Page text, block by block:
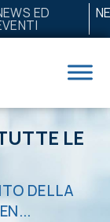
ED
LE
DELLA